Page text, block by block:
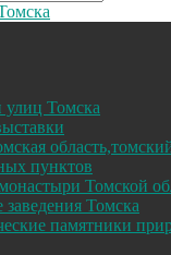
улиц Томска
пунктов
Томской
Томска
памятники